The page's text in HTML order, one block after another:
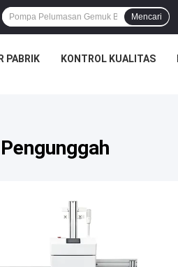
Mencari
PABRIK KONTROL KUALITAS